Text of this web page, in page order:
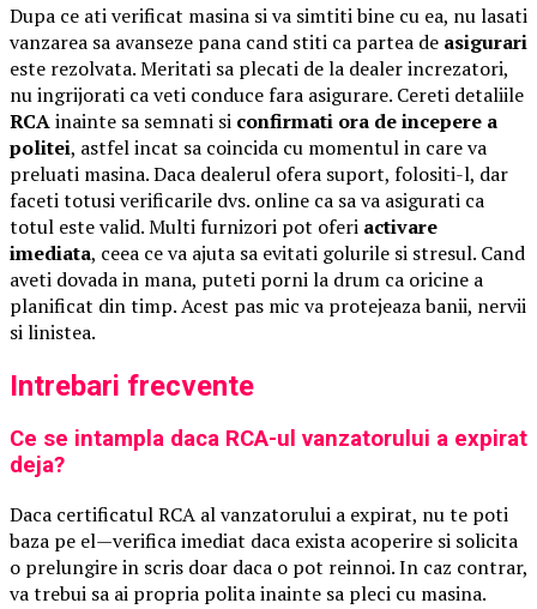
Dupa ce ati verificat masina si va simtiti bine cu ea, nu lasati
vanzarea sa avanseze pana cand stiti ca partea de asigurari
este rezolvata. Meritati sa plecati de la dealer increzatori,
nu ingrijorati ca veti conduce fara asigurare. Cereti detaliile
RCAinainte sa semnati si confirmati ora de incepere a
politei, astfel incat sa coincida cu momentul in care va
preluati masina. Daca dealerul ofera suport, folositi-l, dar
faceti totusi verificarile dvs. online ca sa va asigurati ca
totul este valid. Multi furnizori pot oferi activare
imediata, ceea ce va ajuta sa evitati golurile si stresul. Cand
aveti dovada in mana, puteti porni la drum ca oricine a
planificat din timp. Acest pas mic va protejeaza banii, nervii
si linistea.
Intrebari frecvente
Ce se intampla daca RCA-ul vanzatorului a expirat
deja?
Daca certificatul RCA al vanzatorului a expirat, nu te poti
baza pe el—verifica imediat daca exista acoperire si solicita
o prelungire in scris doar daca o pot reinnoi. In caz contrar,
va trebui sa ai propria polita inainte sa pleci cu masina.